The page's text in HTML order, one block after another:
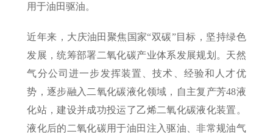
用于油田驱油。
近年来，大庆油田聚焦国家“双碳”目标，坚持绿色
发展，统筹部署二氧化碳产业体系发展规划。天然
气分公司进一步发挥装置、技术、经验和人才优
势，逐步融入二氧化碳液化领域，自主复产芳48液
化站，建设并成功投运了乙烯二氧化碳液化装置。
液化后的二氧化碳用于油田注入驱油、非常规油气